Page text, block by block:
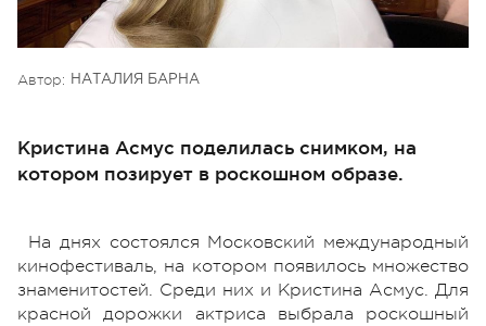
Автор: НАТАЛИЯ БАРНА
Кристина Асмус поделилась снимком, на
котором позирует в роскошном образе.
На днях состоялся Московский международный
кинофестиваль, на котором появилось множество
знаменитостей. Среди них и Кристина Асмус. Для
красной дорожки актриса выбрала роскошный